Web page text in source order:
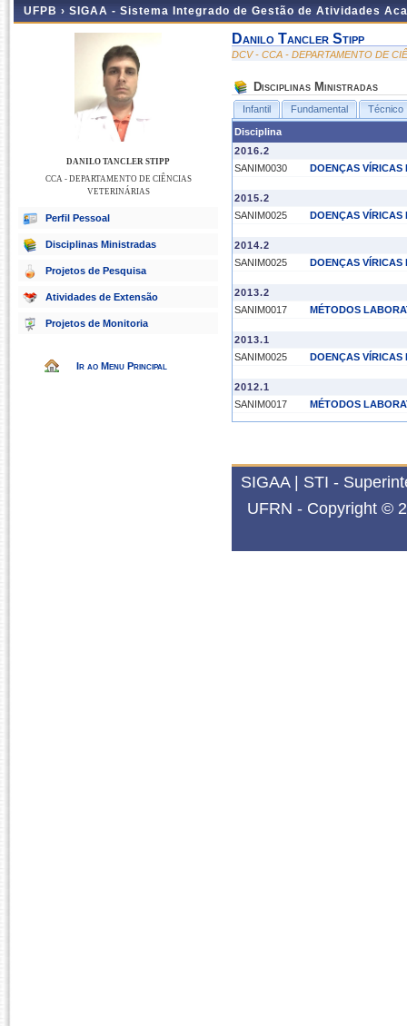
UFPB › SIGAA - Sistema Integrado de Gestão de Atividades
DANILO TANCLER STIPP
CCA - DEPARTAMENTO DE CIÊNCIAS
VETERINÁRIAS
Perfil Pessoal
Disciplinas Ministradas
Projetos de Pesquisa
Atividades de Extensão
Projetos de Monitoria
Ir ao Menu Principal
Danilo Tancler Stipp
DCV - CCA - DEPARTAMENTO DE
Disciplinas Ministradas
Infantil Fundamental Técnico
Disciplina
2016.2
SANIM0030
DOENÇAS VÍRICAS
2015.2
SANIM0025
DOENÇAS VÍRICAS
2014.2
SANIM0025
DOENÇAS VÍRICAS
2013.2
SANIM0017
MÉTODOS
2013.1
SANIM0025
DOENÇAS VÍRICAS
2012.1
SANIM0017
MÉTODOS
SIGAA | STI -
UFRN - Copyright ©